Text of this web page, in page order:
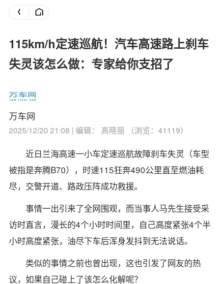
115km/h定速巡航！汽车高速路上刹车
失灵该怎么做：专家给你支招了
万车网
2025/12/20 21:08 | 编辑： 高晓丽 （浏览：41119）
近日兰海高速一小车定速巡航故障刹车失灵（车型
被指是奔腾B70），时速115狂奔490公里直至燃油耗
尽，交警开道、路政压阵成功救援。
事情一出引来了全网围观，而当事人马先生接受采
访时直言，漫长的4个小时时间里，自己高度紧张4个半
小时高度紧张，油尽下车后浑身发抖到无法说话。
类似的事情之前也曾出现，这也引发了网友的热
议，如果自己碰上了该怎么化解呢？